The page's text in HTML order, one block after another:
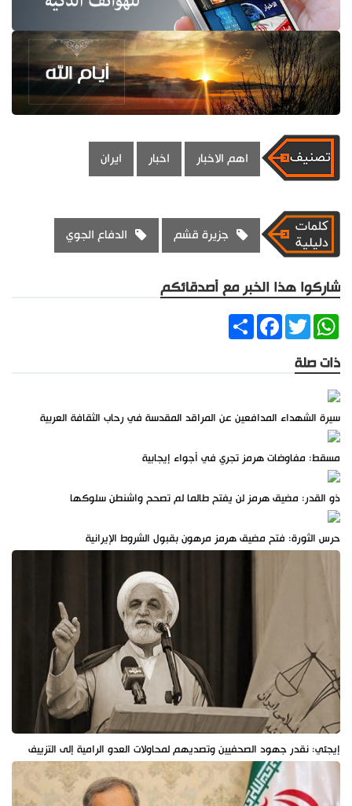
اهم الاخبار اخبار ايران
جزيرة قشم الدفاع الجوي
شاركوا هذا الخبر مع أصدقائكم
ShareFacebookTwitter
WhatsApp
ذات صلة
سيرة الشهداء المدافعين عن المراقد المقدسة في رحاب الثقافة العربية
مسقط: مفاوضات هرمز تجري في أجواء إيجابية
ذو القدر: مضيق هرمز لن يفتح طالما لم تصحح واشنطن سلوكها
حرس الثورة: فتح مضيق هرمز مرهون بقبول الشروط الإيرانية
إيجئي: نقدر جهود الصحفيين وتصديهم لمحاولات العدو الرامية إلى التزييف